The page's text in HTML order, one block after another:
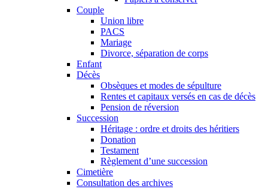
Couple
Union libre
PACS
Mariage
Divorce, séparation de corps
Enfant
Décès
Obsèques et modes de sépulture
Rentes et capitaux versés en cas de décès
Pension de réversion
Succession
Héritage : ordre et droits des héritiers
Donation
Testament
Règlement d’une succession
Cimetière
Consultation des archives